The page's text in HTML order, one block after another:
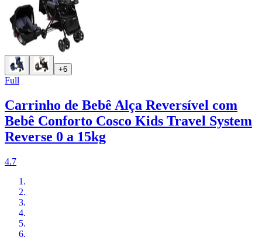
+6
Full
Carrinho de Bebê Alça Reversível com
Bebê Conforto Cosco Kids Travel System
Reverse 0 a 15kg
4.7